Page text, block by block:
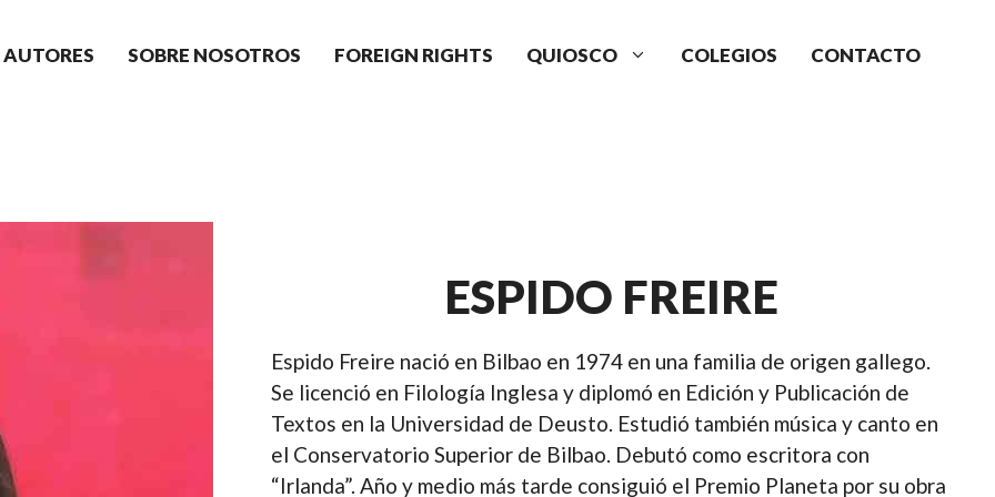
AUTORES SOBRE NOSOTROS FOREIGN RIGHTS QUIOSCO COLEGIOS CONTACTO
ESPIDO FREIRE
Espido Freire nació en Bilbao en 1974 en una familia de origen gallego.
Se licenció en Filología Inglesa y diplomó en Edición y Publicación de
Textos en la Universidad de Deusto. Estudió también música y canto en
el Conservatorio Superior de Bilbao. Debutó como escritora con
“Irlanda”. Año y medio más tarde consiguió el Premio Planeta por su obra